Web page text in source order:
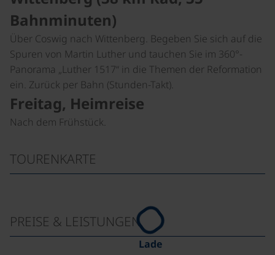
Bahnminuten)
Über Coswig nach Wittenberg. Begeben Sie sich auf die
Spuren von Martin Luther und tauchen Sie im 360°-
Panorama „Luther 1517“ in die Themen der Reformation
ein. Zurück per Bahn (Stunden-Takt).
Freitag, Heimreise
Nach dem Frühstück.
TOURENKARTE
Lade
PREISE & LEISTUNGEN